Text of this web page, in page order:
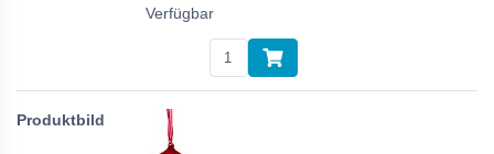
Verfügbar